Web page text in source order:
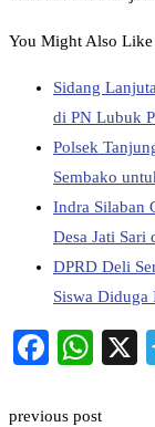
You Might Also Like
Sidang
di PN Lubuk
Polsek
Sembako
Indra Silaban
Desa Jati Sari
DPRD Deli
Siswa Diduga
previous post